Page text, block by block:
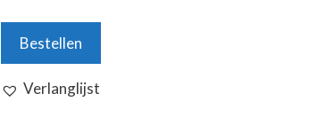
EduMagnet
aantal
Bestellen
Verlanglijst